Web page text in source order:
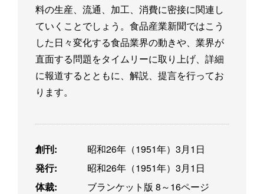
料の生産、流通、加工、消費に密接に関連し
ていくことでしょう。食品産業新聞ではこう
した日々変化する食品業界の動きや、業界が
直面する問題をタイムリーに取り上げ、詳細
に報道するとともに、解説、提言を行ってお
ります。
創刊:
昭和26年（1951年）3月1日
発行:
昭和26年（1951年）3月1日
体裁:
ブランケット版 8～16ページ